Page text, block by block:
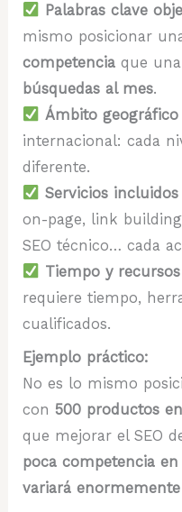
Palabras clave
mismo posicionar
competencia que
búsquedas al mes.
Ámbito geográfico
internacional: cada
diferente.
Servicios incluidos
on-page, link
SEO técnico… cada
Tiempo y recursos
requiere tiempo,
cualificados.
Ejemplo práctico:
No es lo mismo
con 500 productos
que mejorar el SEO
poca competencia en
variará